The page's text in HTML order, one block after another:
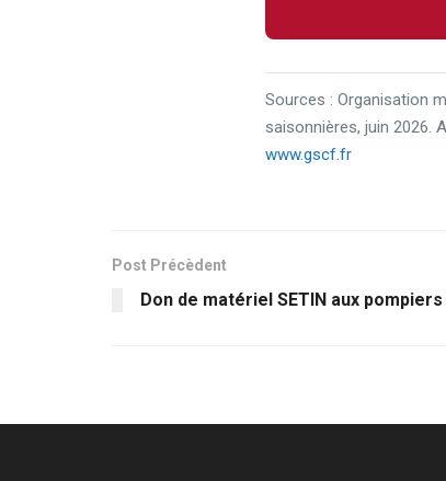
Sources : Organisation
saisonnières, juin 2026.
www.gscf.fr
Post Précèdent
Don de matériel SETIN aux